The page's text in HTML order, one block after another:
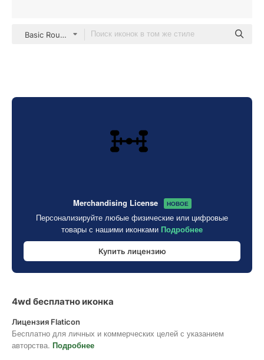
Basic Rounded Filled
Merchandising License НОВОЕ
Персонализируйте любые физические или цифровые
товары с нашими иконками Подробнее
Купить лицензию
4wd бесплатно иконка
Лицензия Flaticon
Бесплатно для личных и коммерческих целей с указанием
авторства. Подробнее